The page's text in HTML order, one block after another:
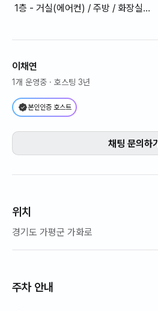
1층 - 거실(에어컨) / 주방 / 화장실
이채연
1개 운영중 · 호스팅 3년
본인인증 호스트
채팅 문의하기
위치
경기도 가평군 가화로
주차 안내